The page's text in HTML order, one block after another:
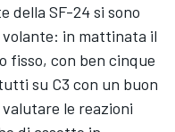
della SF-24 si sono
in mattinata il
fisso, con ben cinque
su C3 con un buon
le reazioni